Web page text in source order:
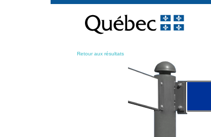
contenu
Retour aux résultats